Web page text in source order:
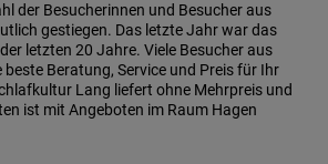
der Besucherinnen und Besucher aus
gestiegen. Das letzte Jahr war das
letzten 20 Jahre. Viele Besucher aus
beste Beratung, Service und Preis für Ihr
Lang liefert ohne Mehrpreis und
ist mit Angeboten im Raum Hagen